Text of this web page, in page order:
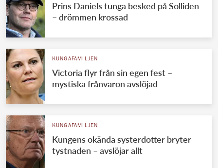
Prins Daniels tunga besked på Solliden
– drömmen krossad
KUNGAFAMILJEN
Victoria flyr från sin egen fest –
mystiska frånvaron avslöjad
KUNGAFAMILJEN
Kungens okända systerdotter bryter
tystnaden – avslöjar allt